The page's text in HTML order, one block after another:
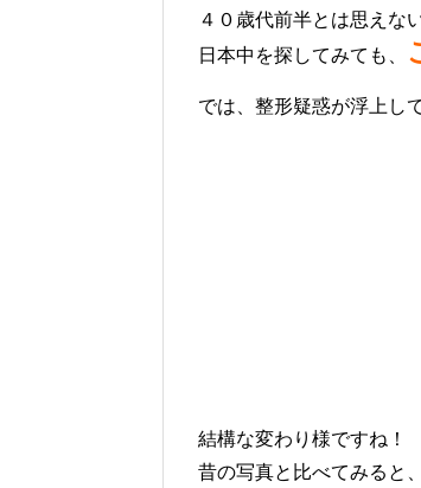
４０歳代前半とは思えな
日本中を探してみても、
では、整形疑惑が浮上し
結構な変わり様ですね！
昔の写真と比べてみると、